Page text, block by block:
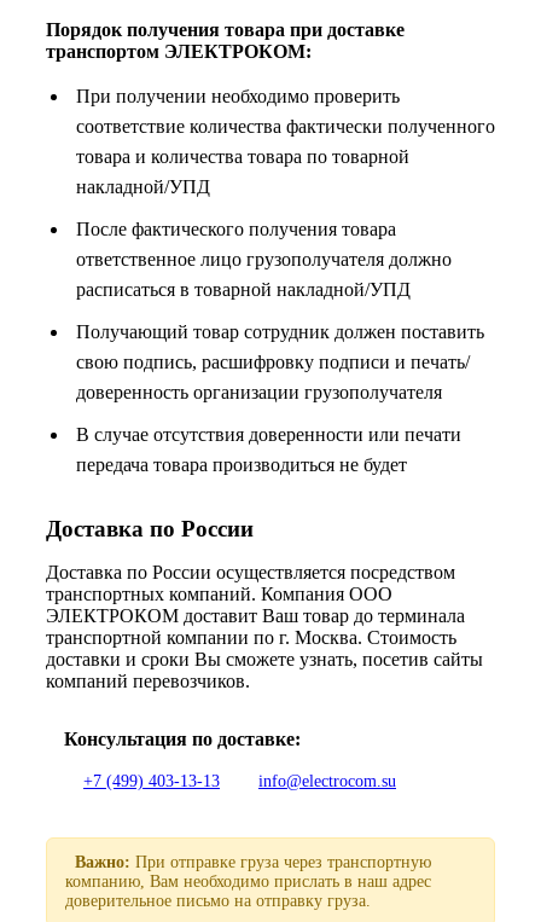
Порядок получения товара при доставке
транспортом ЭЛЕКТРОКОМ:
При получении необходимо проверить
соответствие количества фактически полученного
товара и количества товара по товарной
накладной/УПД
После фактического получения товара
ответственное лицо грузополучателя должно
расписаться в товарной накладной/УПД
Получающий товар сотрудник должен поставить
свою подпись, расшифровку подписи и печать/
доверенность организации грузополучателя
В случае отсутствия доверенности или печати
передача товара производиться не будет
Доставка по России
Доставка по России осуществляется посредством
транспортных компаний. Компания ООО
ЭЛЕКТРОКОМ доставит Ваш товар до терминала
транспортной компании по г. Москва. Стоимость
доставки и сроки Вы сможете узнать, посетив сайты
компаний перевозчиков.
Консультация по доставке:
+7 (499) 403-13-13 info@electrocom.su
Важно: При отправке груза через транспортную
компанию, Вам необходимо прислать в наш адрес
доверительное письмо на отправку груза.